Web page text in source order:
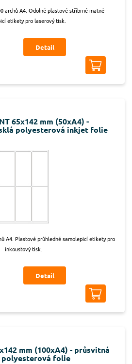
archů A4. Odolné plastové stříbrné matné
etikety pro laserový tisk.
Detail
65x142 mm (50xA4) -
polyesterová inkjet folie
A4. Plastové průhledné samolepicí etikety pro
inkoustový tisk.
Detail
mm (100xA4) - průsvitná
polyesterová folie